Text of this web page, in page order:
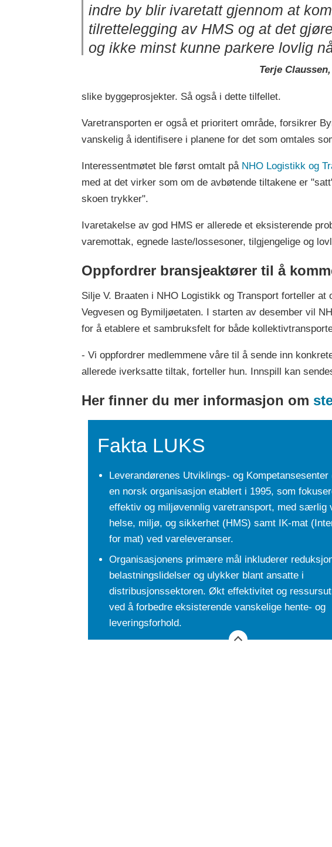
indre by blir ivaretatt gjennom at
tilrettelegging av HMS og at det
og ikke minst kunne parkere lovlig
Terje
slike byggeprosjekter. Så også i dette tilfellet.
Varetransporten er også et prioritert område, forsikrer
vanskelig å identifisere i planene for det som omtales
Interessentmøtet ble først omtalt på NHO Logistikk og
med at det virker som om de avbøtende tiltakene er
skoen trykker".
Ivaretakelse av god HMS er allerede et eksisterende
varemottak, egnede laste/lossesoner, tilgjengelige og
Oppfordrer bransjeaktører til å
Silje V. Braaten i NHO Logistikk og Transport forteller
Vegvesen og Bymiljøetaten. I starten av desember vil
for å etablere et sambruksfelt for både
- Vi oppfordrer medlemmene våre til å sende inn
allerede iverksatte tiltak, forteller hun. Innspill kan
Her finner du mer informasjon om
Fakta LUKS
Leverandørenes Utviklings- og Kompetansesenter
en norsk organisasjon etablert i 1995, som
effektiv og miljøvennlig varetransport, med særlig
helse, miljø, og sikkerhet (HMS) samt IK-mat
for mat) ved vareleveranser.
Organisasjonens primære mål inkluderer
belastningslidelser og ulykker blant ansatte i
distribusjonssektoren. Økt effektivitet og
ved å forbedre eksisterende vanskelige hente- og
leveringsforhold.